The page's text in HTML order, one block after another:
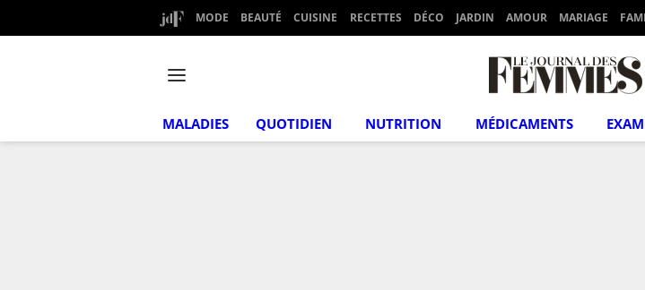
MODE BEAUTÉ CUISINE RECETTES DÉCO JARDIN AMOUR MARIAGE
MALADIES QUOTIDIEN NUTRITION MÉDICAMENTS